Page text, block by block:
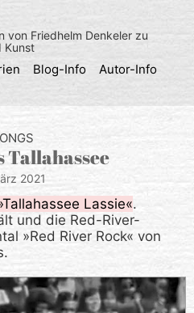
von Friedhelm Denkeler zu
Kunst
Blog-Info
Autor-Info
Tallahassee
2021
Lassie«.
und die Red-River-
»Red River Rock« von